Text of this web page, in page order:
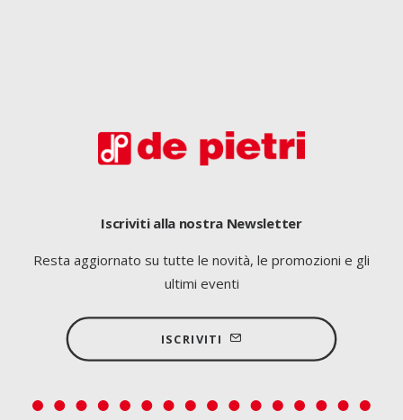
Iscriviti alla nostra Newsletter
Resta aggiornato su tutte le novità, le promozioni e gli
ultimi eventi
ISCRIVITI